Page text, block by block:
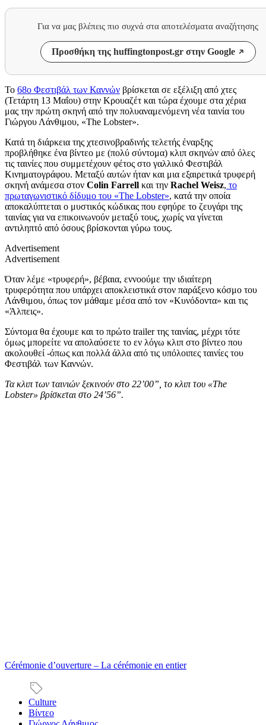
Για να μας βλέπεις πιο συχνά στα αποτελέσματα αναζήτησης
Προσθήκη της huffingtonpost.gr στην Google
Το 68ο Φεστιβάλ των Καννών βρίσκεται σε εξέλιξη από χτες
(Τετάρτη 13 Μαΐου) στην Κρουαζέτ και τώρα έχουμε στα χέρια
μας την πρώτη σκηνή από την πολυαναμενόμενη νέα ταινία του
Γιώργου Λάνθιμου, «The Lobster».
Κατά τη διάρκεια της χτεσινοβραδινής τελετής έναρξης
προβλήθηκε ένα βίντεο με (πολύ σύντομα) κλιπ σκηνών από όλες
τις ταινίες που συμμετέχουν φέτος στο γαλλικό Φεστιβάλ
Κινηματογράφου. Μεταξύ αυτών ήταν και μια εξαιρετικά τρυφερή
σκηνή ανάμεσα στον Colin Farrell και την Rachel Weisz, το
πρωταγωνιστικό δίδυμο του «The Lobster», κατά την οποία
αποκαλύπτεται ο μυστικός κώδικας που εφηύρε το ζευγάρι της
ταινίας για να επικοινωνούν μεταξύ τους, χωρίς να γίνεται
αντιληπτό από όσους βρίσκονται γύρω τους.
Advertisement
Advertisement
Όταν λέμε «τρυφερή», βέβαια, εννοούμε την ιδιαίτερη
τρυφερότητα που υπάρχει αποκλειστικά στον παράξενο κόσμο του
Λάνθιμου, όπως τον μάθαμε μέσα από τον «Κυνόδοντα» και τις
«Άλπεις».
Σύντομα θα έχουμε και το πρώτο trailer της ταινίας, μέχρι τότε
όμως μπορείτε να απολαύσετε το εν λόγω κλιπ στο βίντεο που
ακολουθεί -όπως και πολλά άλλα από τις υπόλοιπες ταινίες του
Φεστιβάλ των Καννών.
Τα κλιπ των ταινιών ξεκινούν στο 22’00”, το κλιπ του «The
Lobster» βρίσκεται στο 24’56”.
Cérémonie d’ouverture – La cérémonie en entier
Culture
Βίντεο